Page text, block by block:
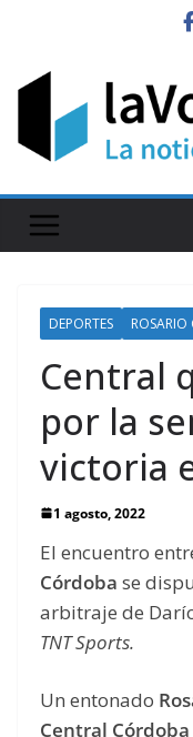
content
DEPORTES ROSARIO
Central
por la
victoria
1 agosto, 2022
El encuentro
Córdoba se
arbitraje de
TNT Sports.
Un entonado
Central Córdoba